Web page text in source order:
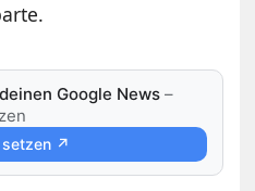
Google News –
setzen ↗